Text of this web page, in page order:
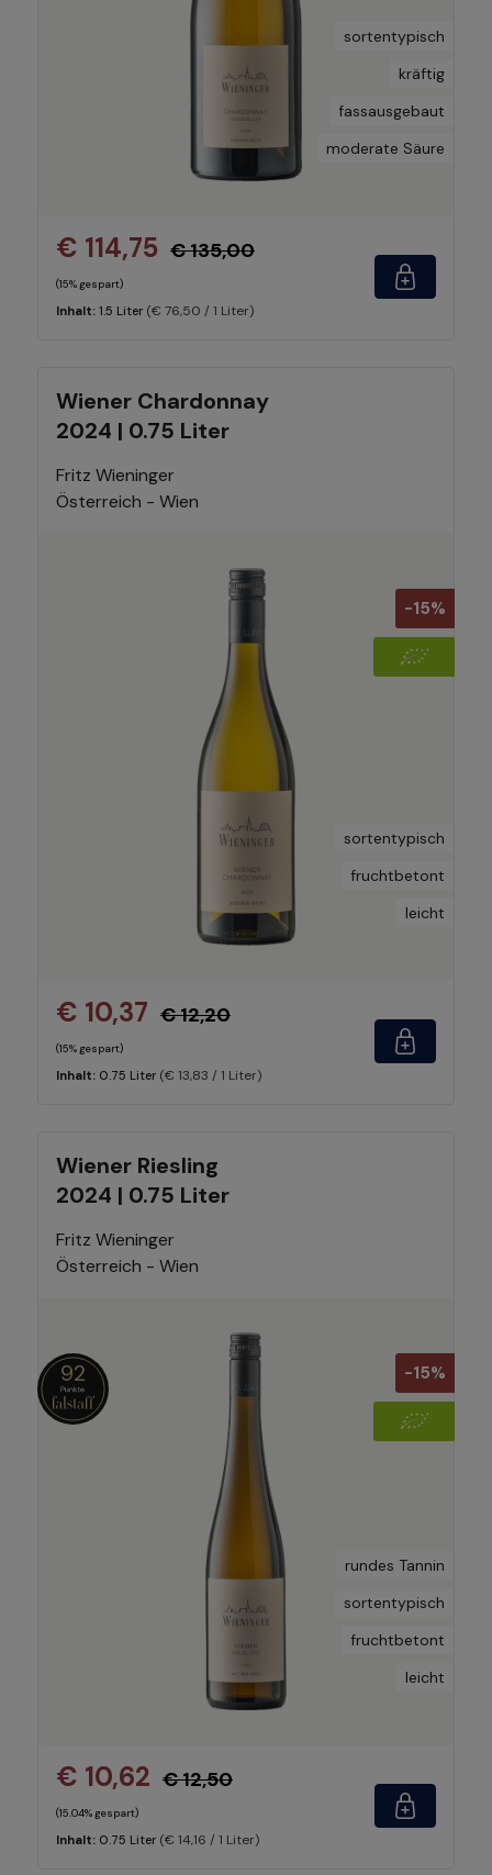
sortentypisch
kräftig
fassausgebaut
moderate Säure
€ 114,75 € 135,00
(15% gespart)
Inhalt: 1.5 Liter (€ 76,50 / 1 Liter)
Wiener Chardonnay
2024 | 0.75 Liter
Fritz Wieninger
Österreich - Wien
-15%
sortentypisch
fruchtbetont
leicht
€ 10,37 € 12,20
(15% gespart)
Inhalt: 0.75 Liter (€ 13,83 / 1 Liter)
Wiener Riesling
2024 | 0.75 Liter
Fritz Wieninger
Österreich - Wien
-15%
92
rundes Tannin
sortentypisch
fruchtbetont
leicht
€ 10,62 € 12,50
(15.04% gespart)
Inhalt: 0.75 Liter (€ 14,16 / 1 Liter)